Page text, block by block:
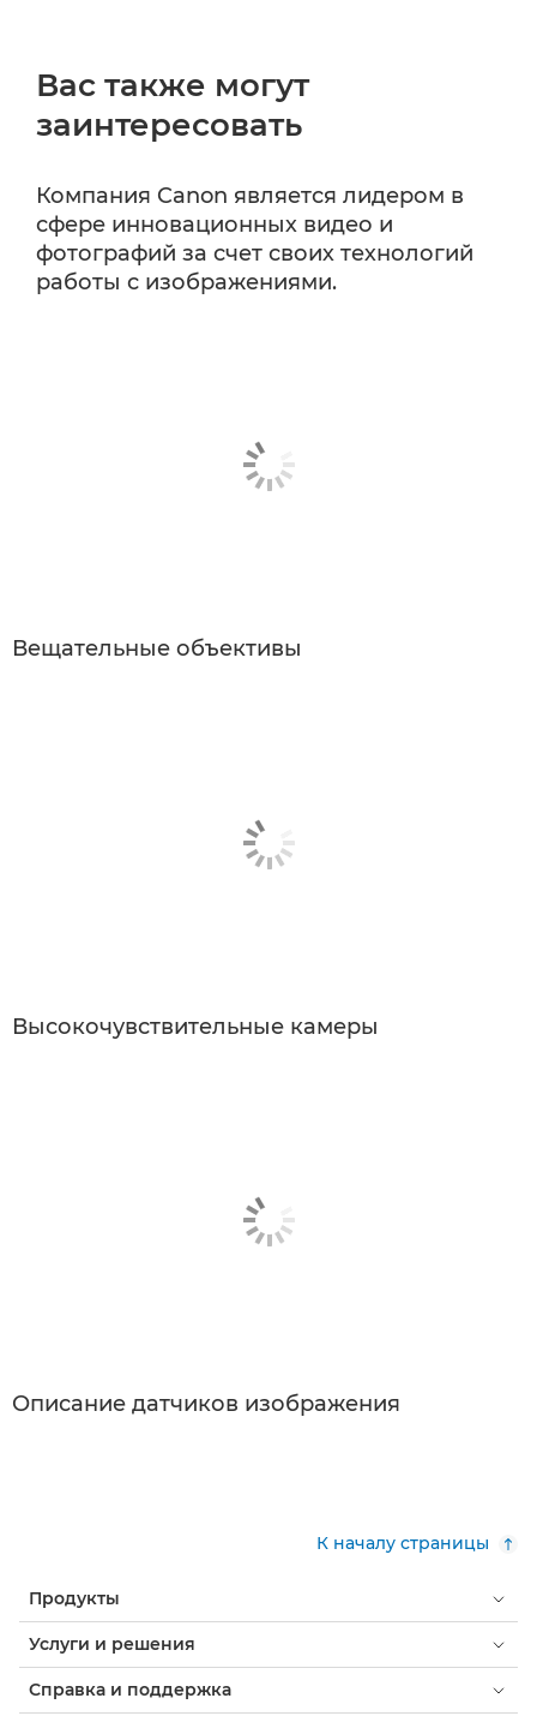
Вас также могут
заинтересовать
Компания Canon является лидером в
сфере инновационных видео и
фотографий за счет своих технологий
работы с изображениями.
Вещательные объективы
Высокочувствительные камеры
Описание датчиков изображения
К началу страницы
Продукты
Услуги и решения
Справка и поддержка